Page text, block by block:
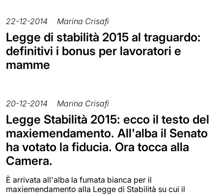
22-12-2014 Marina Crisafi
Legge di stabilità 2015 al traguardo:
definitivi i bonus per lavoratori e
mamme
20-12-2014 Marina Crisafi
Legge Stabilità 2015: ecco il testo del
maxiemendamento. All'alba il Senato
ha votato la fiducia. Ora tocca alla
Camera.
È arrivata all'alba la fumata bianca per il
maxiemendamento alla Legge di Stabilità su cui il